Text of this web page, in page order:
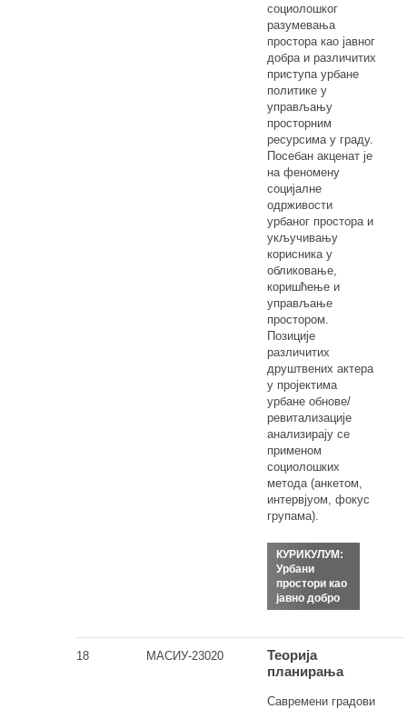
социолошког
разумевања
простора као јавног
добра и различитих
приступа урбане
политике у
управљању
просторним
ресурсима у граду.
Посебан акценат је
на феномену
социјалне
одрживости
урбаног простора и
укључивању
корисника у
обликовањe,
коришћење и
управљање
простором.
Позиције
различитих
друштвених актера
у пројектима
урбане обнове/
ревитализације
анализирају се
применом
социолошких
метода (анкетом,
интервјуом, фокус
групама).
КУРИКУЛУМ:
Урбани
простори као
јавно добро
18 МАСИУ-23020
Теорија
планирања
Савремени градови